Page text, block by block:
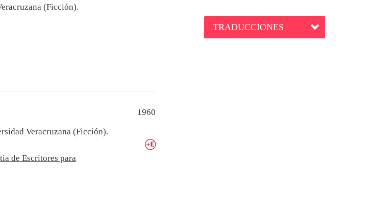
TRADUCCIONES
(Ficción).
1960
Veracruzana (Ficción).
de Escritores para